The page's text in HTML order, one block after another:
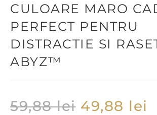
CULOARE MARO
PERFECT PENTRU
DISTRACTIE SI
ABYZ™
59,88lei 49,88 lei